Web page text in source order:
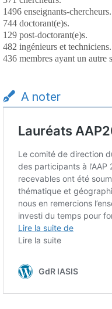
1496 enseignants-chercheurs.
744 doctorant(e)s.
129 post-doctorant(e)s.
482 ingénieurs et techniciens.
436 membres ayant un autre
A noter